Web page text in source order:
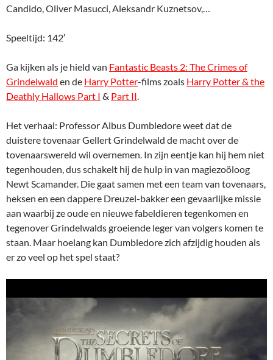
Candido, Oliver Masucci, Aleksandr Kuznetsov,…
Speeltijd: 142′
Ga kijken als je hield van Fantastic Beasts 2: The Crimes of
Grindelwald en de Harry Potter-films zoals Harry Potter & the
Deathly Hallows Part I & Part II.
Het verhaal: Professor Albus Dumbledore weet dat de
duistere tovenaar Gellert Grindelwald de macht over de
tovenaarswereld wil overnemen. In zijn eentje kan hij hem niet
tegenhouden, dus schakelt hij de hulp in van magiezoöloog
Newt Scamander. Die gaat samen met een team van tovenaars,
heksen en een dappere Dreuzel-bakker een gevaarlijke missie
aan waarbij ze oude en nieuwe fabeldieren tegenkomen en
tegenover Grindelwalds groeiende leger van volgers komen te
staan. Maar hoelang kan Dumbledore zich afzijdig houden als
er zo veel op het spel staat?